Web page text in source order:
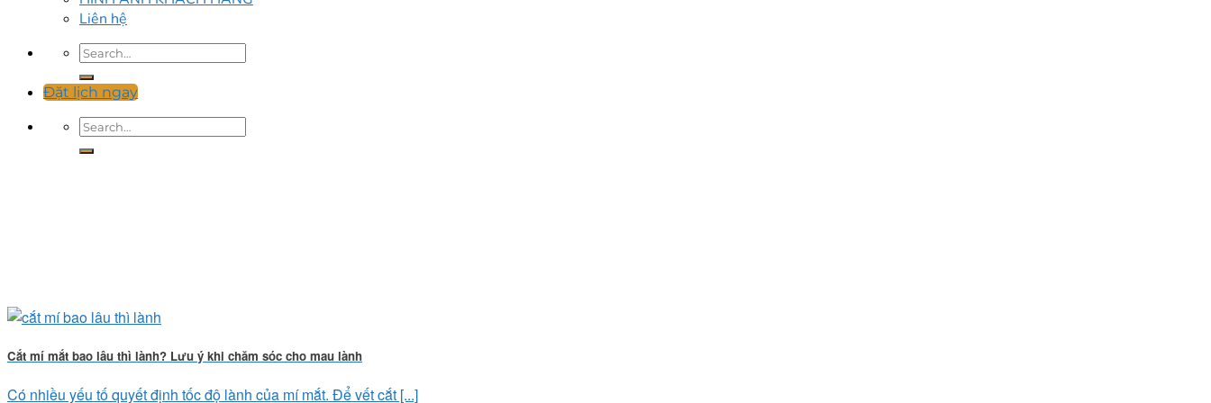
Liên hệ
Đặt lịch ngay
Cắt mí mắt bao lâu thì lành? Lưu ý khi chăm sóc cho mau lành
Có nhiều yếu tố quyết định tốc độ lành của mí mắt. Để vết cắt [...]